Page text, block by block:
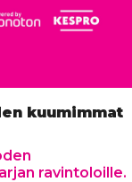
kuumimmat
ravintoloille.